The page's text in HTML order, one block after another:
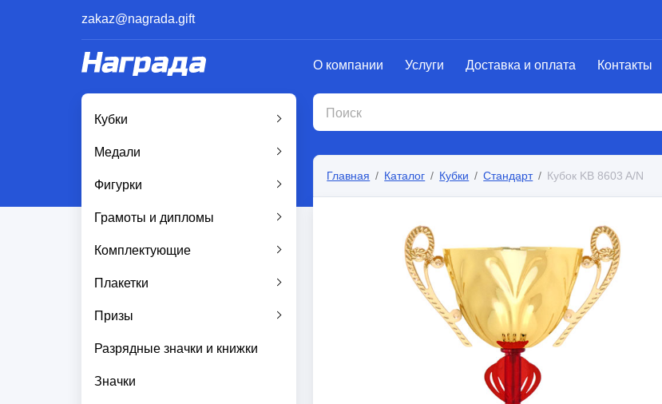
zakaz@nagrada.gift
О компании Услуги Доставка и оплата Контакты
Кубки
Медали
Фигурки
Грамоты и дипломы
Комплектующие
Плакетки
Призы
Разрядные значки и книжки
Значки
Главная Каталог Кубки Стандарт Кубок KB 8603 A/N